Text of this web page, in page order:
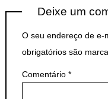
Deixe um
O seu endereço de e-
obrigatórios são
Comentário *